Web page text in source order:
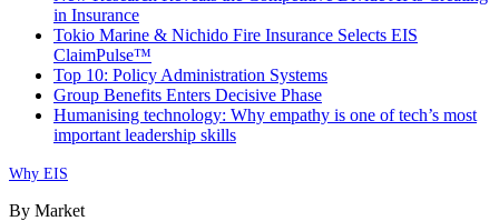
in Insurance
Tokio Marine & Nichido Fire Insurance Selects EIS
ClaimPulse™
Top 10: Policy Administration Systems
Group Benefits Enters Decisive Phase
Humanising technology: Why empathy is one of tech’s most
important leadership skills
Why EIS
By Market